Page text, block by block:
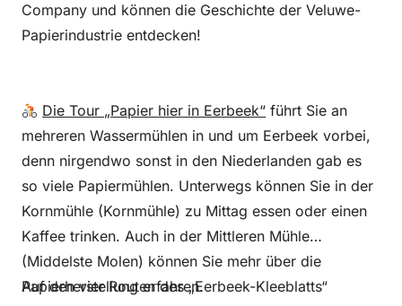
Company und können die Geschichte der Veluwe-
Papierindustrie entdecken!
Die Tour „Papier hier in Eerbeek“ führt Sie an
mehreren Wassermühlen in und um Eerbeek vorbei,
denn nirgendwo sonst in den Niederlanden gab es
so viele Papiermühlen. Unterwegs können Sie in der
Kornmühle (Kornmühle) zu Mittag essen oder einen
Kaffee trinken. Auch in der Mittleren Mühle
(Middelste Molen) können Sie mehr über die
Papierherstellung erfahren.
Auf den vier Routen des „Eerbeek-Kleeblatts“